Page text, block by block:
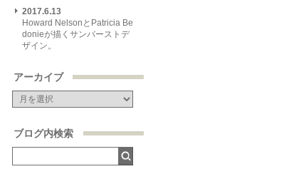
2017.6.13
Howard NelsonとPatricia Be
donieが描くサンバーストデ
ザイン。
アーカイブ
ブログ内検索